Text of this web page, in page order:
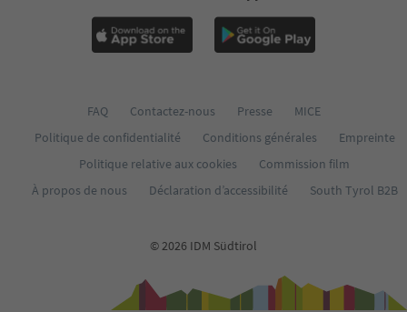
FAQ Contactez-nous Presse
MICE
Politique de confidentialité
Conditions générales
Empreinte
Politique relative aux cookies
Commission film
À propos de nous
Déclaration d’accessibilité South Tyrol B2B
© 2026 IDM Südtirol